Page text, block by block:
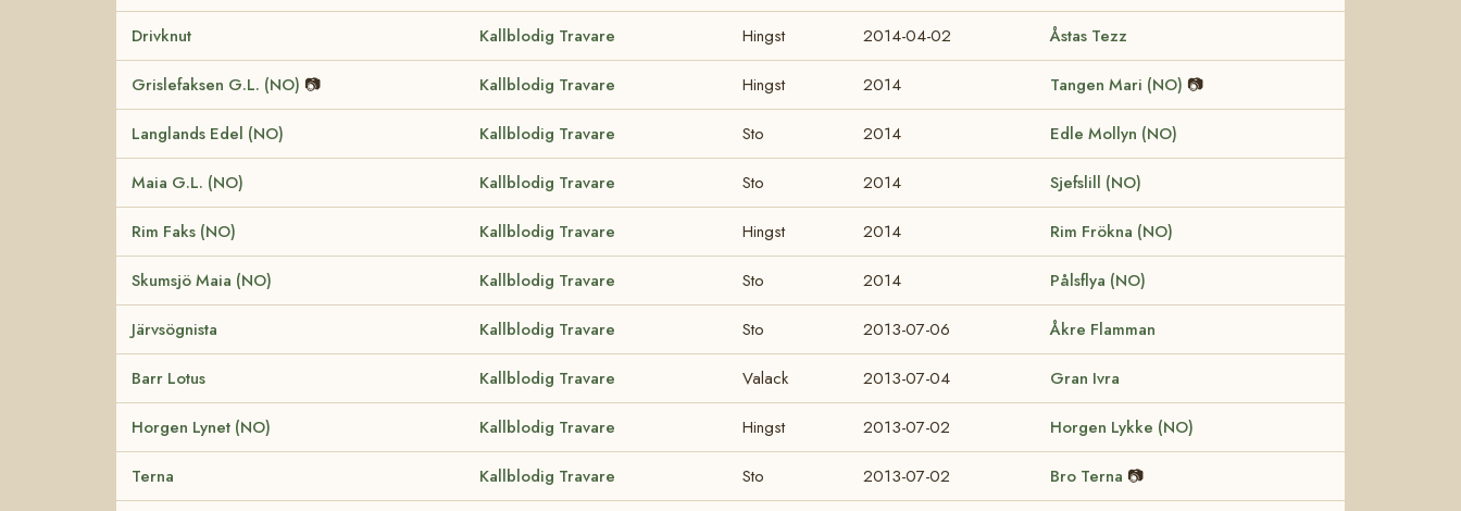
Drivknut Kallblodig Travare Hingst 2014-04-02 Åstas Tezz
Grislefaksen G.L. (NO) 📷 Kallblodig Travare Hingst 2014 Tangen Mari (NO) 📷
Langlands Edel (NO) Kallblodig Travare Sto 2014 Edle Mollyn (NO)
Maia G.L. (NO) Kallblodig Travare Sto 2014 Sjefslill (NO)
Rim Faks (NO) Kallblodig Travare Hingst 2014 Rim Frökna (NO)
Skumsjö Maia (NO) Kallblodig Travare Sto 2014 Pålsflya (NO)
Järvsögnista Kallblodig Travare Sto 2013-07-06 Åkre Flamman
Barr Lotus Kallblodig Travare Valack 2013-07-04 Gran Ivra
Horgen Lynet (NO) Kallblodig Travare Hingst 2013-07-02 Horgen Lykke (NO)
Terna Kallblodig Travare Sto 2013-07-02 Bro Terna 📷